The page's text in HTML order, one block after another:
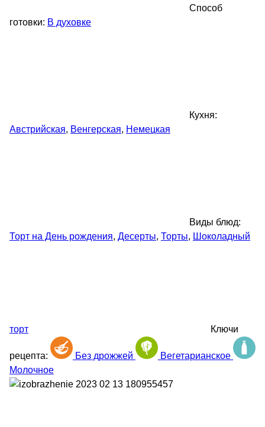
Способ
готовки: В духовке
Кухня:
Австрийская, Венгерская, Немецкая
Виды блюд:
Торт на День рождения, Десерты, Торты, Шоколадный
торт Ключи
рецепта: Без дрожжей
Вегетарианское
Молочное